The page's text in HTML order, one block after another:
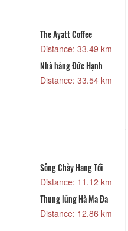
The Ayatt Coffee
Distance: 33.49 km
Nhà hàng Đức Hạnh
Distance: 33.54 km
Sông Chày Hang Tối
Distance: 11.12 km
Thung lũng Hà Ma Đa
Distance: 12.86 km